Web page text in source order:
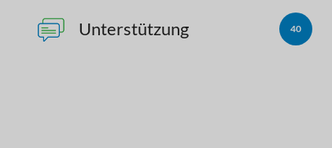
Unterstützung 40